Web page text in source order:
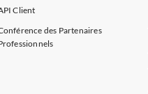
Client
des Partenaires